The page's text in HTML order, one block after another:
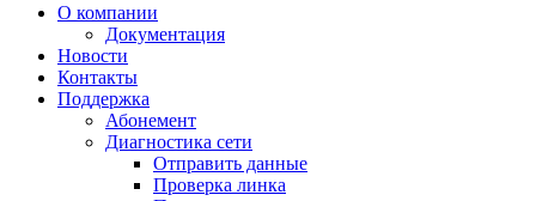
О компании
Документация
Новости
Контакты
Поддержка
Абонемент
Диагностика сети
Отправить данные
Проверка линка